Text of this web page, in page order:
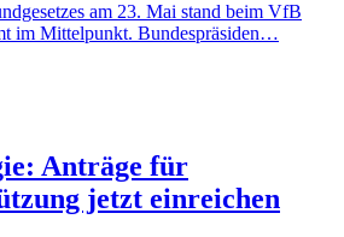
am 23. Mai stand beim VfB
im Mittelpunkt. Bundespräsiden…
Anträge für
jetzt einreichen